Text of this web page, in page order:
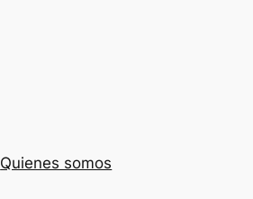
Quienes somos